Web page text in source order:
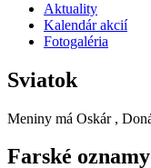
Aktuality
Kalendár akcií
Fotogaléria
Sviatok
Meniny má Oskár ,
Farské oznamy